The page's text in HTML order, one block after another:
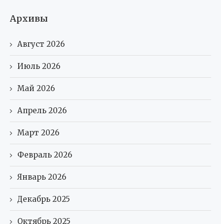
Архивы
Август 2026
Июль 2026
Май 2026
Апрель 2026
Март 2026
Февраль 2026
Январь 2026
Декабрь 2025
Октябрь 2025